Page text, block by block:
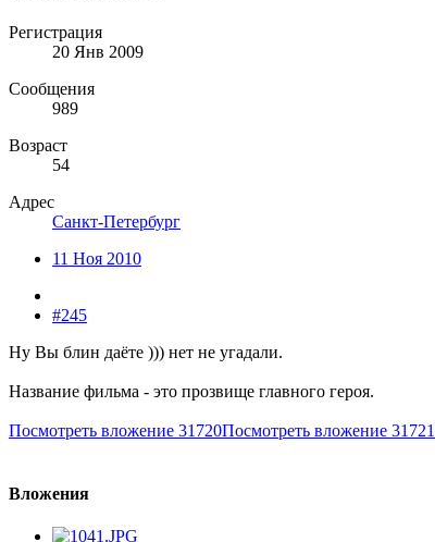
Регистрация
20 Янв 2009
Сообщения
989
Возраст
54
Адрес
Санкт-Петербург
11 Ноя 2010
#245
Ну Вы блин даёте ))) нет не угадали.
Название фильма - это прозвище главного героя.
Посмотреть вложение 31720Посмотреть вложение 31721
Вложения